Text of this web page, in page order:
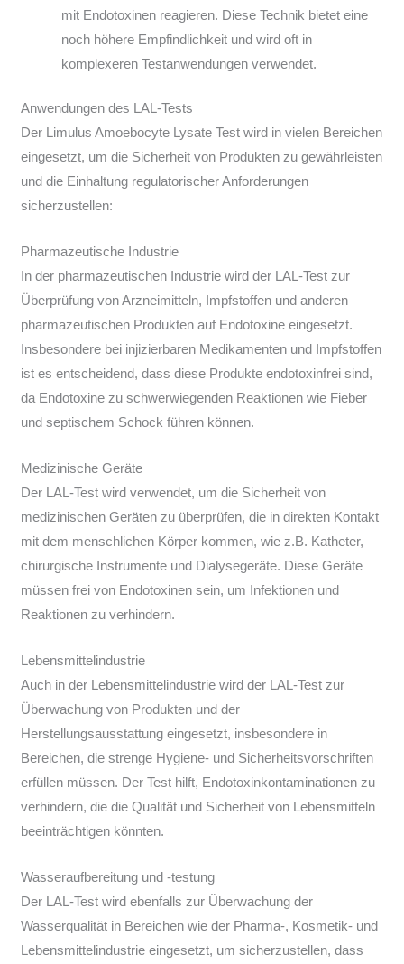
mit Endotoxinen reagieren. Diese Technik bietet eine
noch höhere Empfindlichkeit und wird oft in
komplexeren Testanwendungen verwendet.
Anwendungen des LAL-Tests
Der Limulus Amoebocyte Lysate Test wird in vielen Bereichen
eingesetzt, um die Sicherheit von Produkten zu gewährleisten
und die Einhaltung regulatorischer Anforderungen
sicherzustellen:
Pharmazeutische Industrie
In der pharmazeutischen Industrie wird der LAL-Test zur
Überprüfung von Arzneimitteln, Impfstoffen und anderen
pharmazeutischen Produkten auf Endotoxine eingesetzt.
Insbesondere bei injizierbaren Medikamenten und Impfstoffen
ist es entscheidend, dass diese Produkte endotoxinfrei sind,
da Endotoxine zu schwerwiegenden Reaktionen wie Fieber
und septischem Schock führen können.
Medizinische Geräte
Der LAL-Test wird verwendet, um die Sicherheit von
medizinischen Geräten zu überprüfen, die in direkten Kontakt
mit dem menschlichen Körper kommen, wie z.B. Katheter,
chirurgische Instrumente und Dialysegeräte. Diese Geräte
müssen frei von Endotoxinen sein, um Infektionen und
Reaktionen zu verhindern.
Lebensmittelindustrie
Auch in der Lebensmittelindustrie wird der LAL-Test zur
Überwachung von Produkten und der
Herstellungsausstattung eingesetzt, insbesondere in
Bereichen, die strenge Hygiene- und Sicherheitsvorschriften
erfüllen müssen. Der Test hilft, Endotoxinkontaminationen zu
verhindern, die die Qualität und Sicherheit von Lebensmitteln
beeinträchtigen könnten.
Wasseraufbereitung und -testung
Der LAL-Test wird ebenfalls zur Überwachung der
Wasserqualität in Bereichen wie der Pharma-, Kosmetik- und
Lebensmittelindustrie eingesetzt, um sicherzustellen, dass